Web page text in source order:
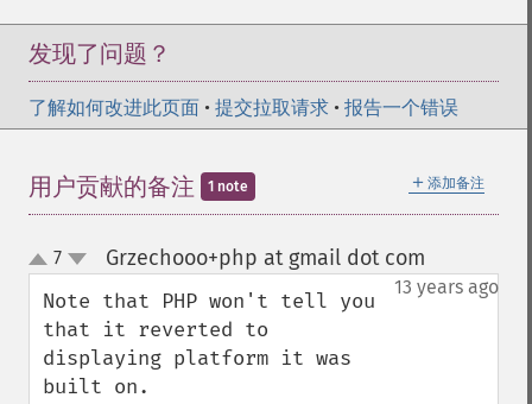
发现了问题？
了解如何改进此页面 • 提交拉取请求 • 报告一个错误
＋ 添加备注
用户贡献的备注 1 note
up
down
7 Grzechooo+php at gmail dot com
13 years ago
Note that PHP won't tell you
that it reverted to
displaying platform it was
built on.